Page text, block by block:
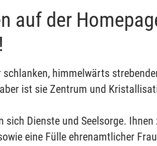
auf der
himmelwärts
ist sie Zentrum und
sich Dienste und Seelsorge.
eine Fülle ehrenamtlicher